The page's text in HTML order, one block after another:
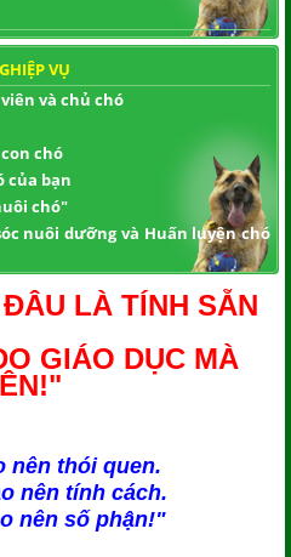
VỤ
và chủ chó
chó
của bạn
chó"
nuôi dưỡng và Huấn luyện chó
LÀ TÍNH SẴN
GIÁO DỤC MÀ
nên thói quen.
nên tính cách.
nên số phận!"